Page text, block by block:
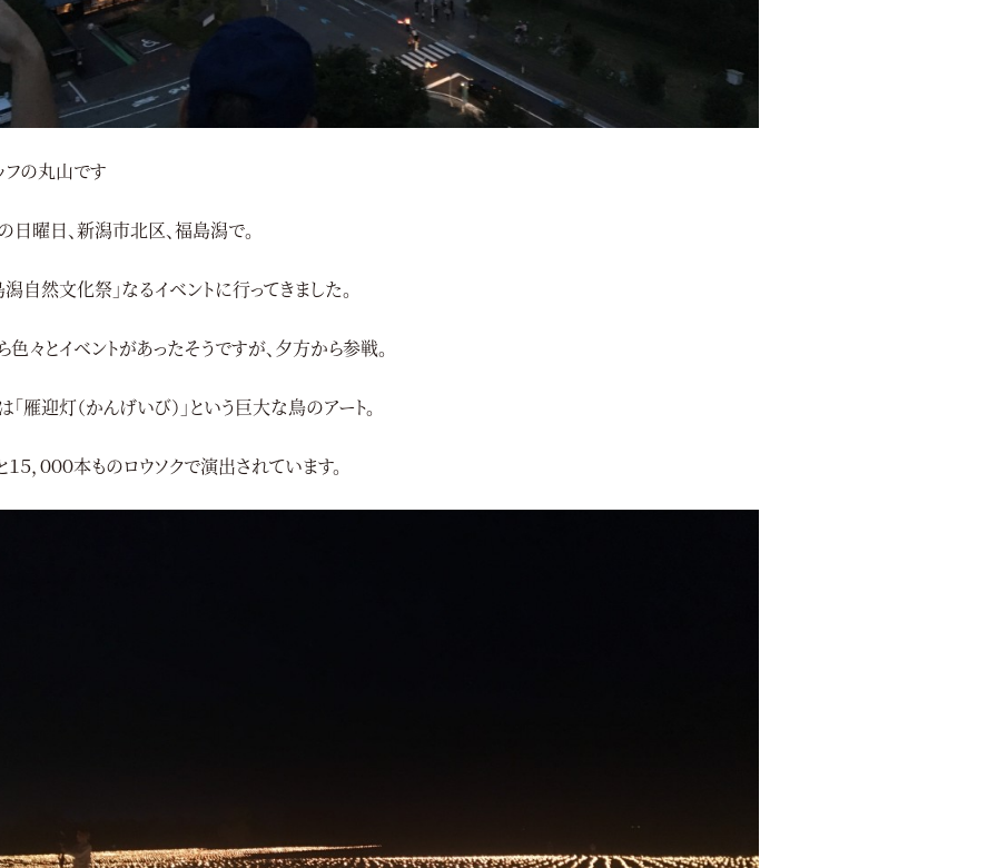
フの丸山です
日曜日、新潟市北区、福島潟で。
潟自然文化祭」なるイベントに行ってきました。
色々とイベントがあったそうですが、夕方から参戦。
「雁迎灯（かんげいび）」という巨大な鳥のアート。
５，０００本ものロウソクで演出されています。